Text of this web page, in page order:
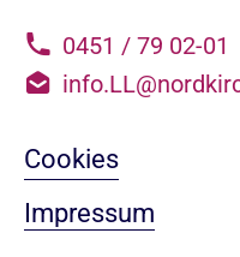
0451 / 79 02-01
Cookies
Impressum